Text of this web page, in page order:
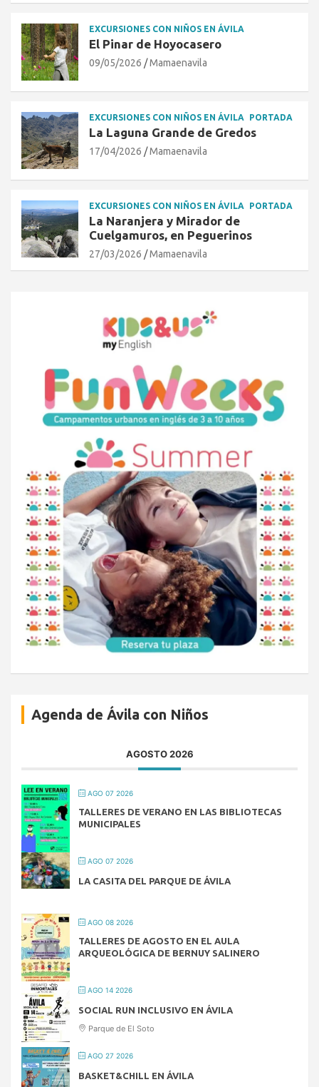
EXCURSIONES CON NIÑOS EN ÁVILA
El Pinar de Hoyocasero
09/05/2026 Mamaenavila
EXCURSIONES CON NIÑOS EN ÁVILA PORTADA
La Laguna Grande de Gredos
17/04/2026 Mamaenavila
EXCURSIONES CON NIÑOS EN ÁVILA PORTADA
La Naranjera y Mirador de
Cuelgamuros, en Peguerinos
27/03/2026 Mamaenavila
Agenda de Ávila con Niños
AGOSTO 2026
AGO 07 2026
TALLERES DE VERANO EN LAS BIBLIOTECAS
MUNICIPALES
AGO 07 2026
LA CASITA DEL PARQUE DE ÁVILA
AGO 08 2026
TALLERES DE AGOSTO EN EL AULA
ARQUEOLÓGICA DE BERNUY SALINERO
AGO 14 2026
SOCIAL RUN INCLUSIVO EN ÁVILA
Parque de El Soto
AGO 27 2026
BASKET&CHILL EN ÁVILA